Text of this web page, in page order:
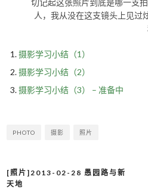
切记起这张照片到底是哪一支
人，我从没在这支镜头上见过
摄影学习小结（1）
摄影学习小结（2）
摄影学习小结（3） – 准备中
PHOTO 摄影 照片
文
[照片]2013-02-28 愚园路与新
天地